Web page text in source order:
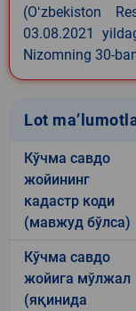
(Oʻzbekiston
03.08.2021
Nizomning 30-
Lot
Кўчма савдо
жойининг
кадастр коди
(мавжуд бўлса)
Кўчма савдо
жойига мўлжал
(яқинида